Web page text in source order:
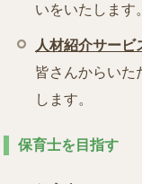
いをいたします。
人材紹介サービ
皆さんからいた
します。
保育士を目指す